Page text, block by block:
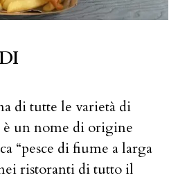
di tutte le varietà di
è un nome di origine
“pesce di fiume a larga
ristoranti di tutto il